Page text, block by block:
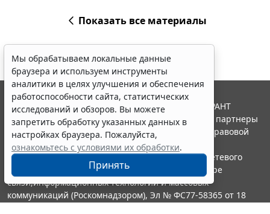
Показать все материалы
Мы обрабатываем локальные данные
браузера и используем инструменты
аналитики в целях улучшения и обеспечения
работоспособности сайта, статистических
исследований и обзоров. Вы можете
запретить обработку указанных данных в
настройках браузера. Пожалуйста,
ознакомьтесь с условиями их обработки.
Принять
© ООО "НПП "ГАРАНТ-СЕРВИС", 2026. Система ГАРАНТ
выпускается с 1990 года. Компания "Гарант" и ее партнеры
являются участниками Российской ассоциации правовой
информации ГАРАНТ.
Портал ГАРАНТ.РУ зарегистрирован в качестве сетевого
издания Федеральной службой по надзору в сфере
связи,информационных технологий и массовых
коммуникаций (Роскомнадзором), Эл № ФС77-58365 от 18